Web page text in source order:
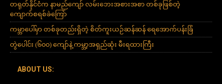
တရုတ်နိုင်ငံက နာမည်ကျော် လမ်းဘေးအစားအစာ တစ်ခုဖြစ်တဲ့
ကျောက်စရစ်ခဲကြော်
ကမ္ဘာပေါ်မှာ တစ်ခုတည်းရှိတဲ့ စိတ်ကူးယဉ်ဆန်ဆန် ရေအောက်ပန်းခြံ
တွဲပေါင်း (၆၀၀) ကျော်နဲ့ ကမ္ဘာ့အရှည်ဆုံး မီးရထားကြီး
ABOUT US: